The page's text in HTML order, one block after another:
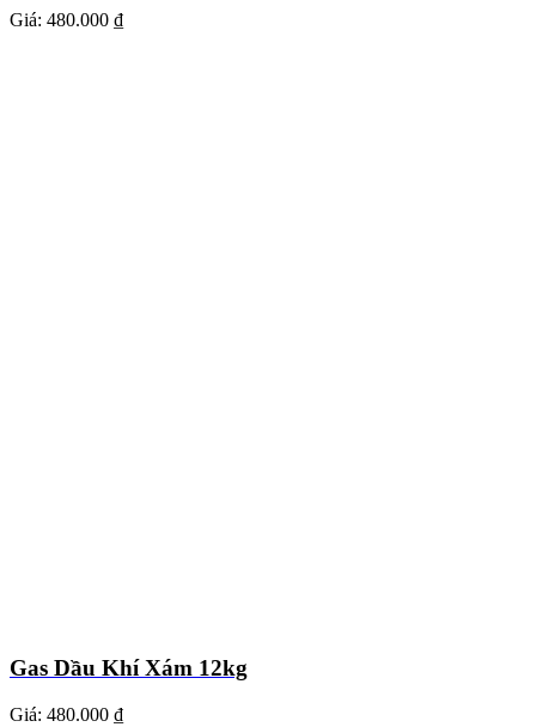
Giá: 480.000 ₫
Gas Dầu Khí Xám 12kg
Giá: 480.000 ₫